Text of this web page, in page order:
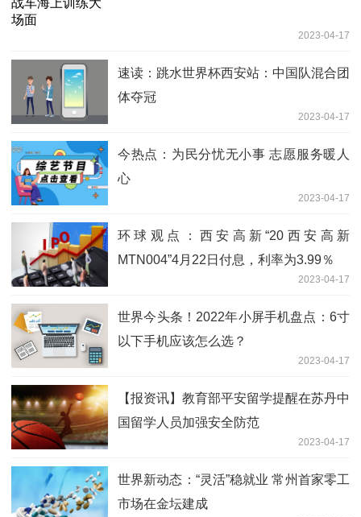
2023-04-17
速读：跳水世界杯西安站：中国队混合团
体夺冠
2023-04-17
今热点：为民分忧无小事 志愿服务暖人
心
2023-04-17
环球观点：西安高新“20西安高新
MTN004”4月22日付息，利率为3.99％
2023-04-17
世界今头条！2022年小屏手机盘点：6寸
以下手机应该怎么选？
2023-04-17
【报资讯】教育部平安留学提醒在苏丹中
国留学人员加强安全防范
2023-04-17
世界新动态：“灵活”稳就业 常州首家零工
市场在金坛建成